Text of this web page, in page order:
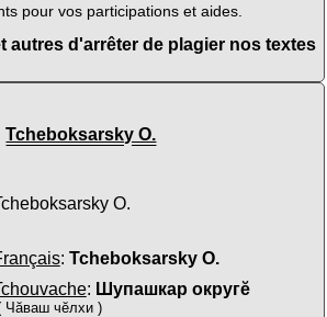
pour vos participations et aides.
autres d'arrêter de plagier nos textes
Tcheboksarsky O.
: Tcheboksarsky O.
: Шупашкар округӗ
Чӑваш чӗлхи )